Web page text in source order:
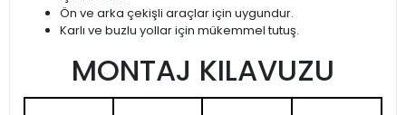
Ön ve arka çekişli araçlar için uygundur.
Karlı ve buzlu yollar için mükemmel tutuş.
MONTAJ KILAVUZU